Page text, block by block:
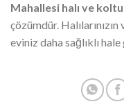
Mahallesi halı ve
çözümdür.
eviniz daha sağlıklı hale